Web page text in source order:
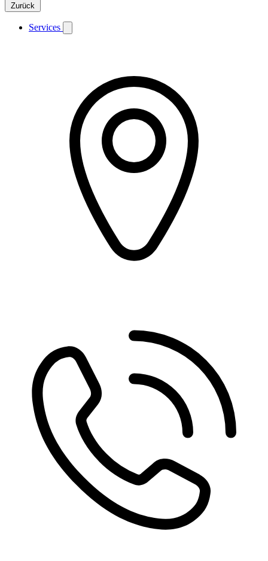
Zurück
Services